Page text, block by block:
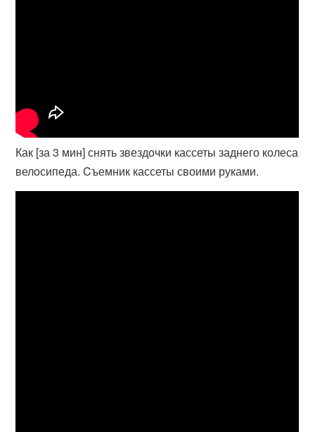
Как [за 3 мин] снять звездочки кассеты заднего колеса
велосипеда. Cъемник кассеты своими руками.